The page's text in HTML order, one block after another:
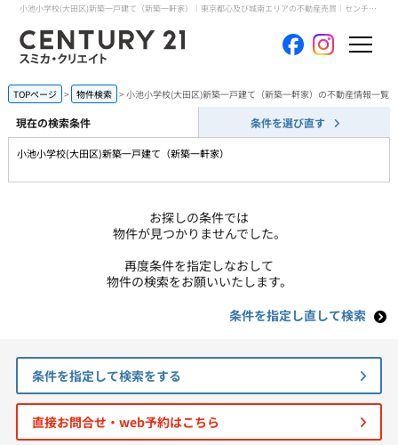
小池小学校(大田区)新築一戸建て（新築一軒家）｜東京都心及び城南エリアの不動産売買｜センチュリー21スミカ・クリエイト
ホーム
当社について
買いたい
売りたい
コンテンツ
会員メニュー
TOPページ 物件検索 小池小学校(大田区)新築一戸建て（新築一軒家）の不動産情報一覧
現在の検索条件 条件を選び直す
小池小学校(大田区)新築一戸建て（新築一軒家）
お探しの条件では
物件が見つかりませんでした。
再度条件を指定しなおして
物件の検索をお願いいたします。
条件を指定し直して検索
条件を指定して検索をする
直接お問合せ・web予約はこちら